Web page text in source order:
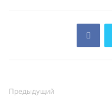
Предыдущий